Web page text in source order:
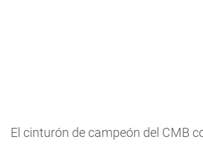
El cinturón de campeón del CMB